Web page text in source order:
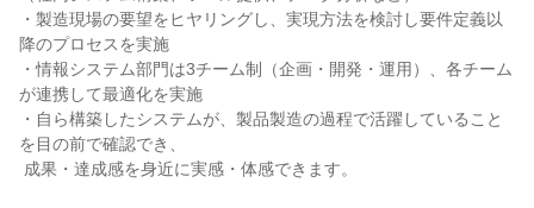
・製造現場の要望をヒヤリングし、実現方法を検討し要件定義以
降のプロセスを実施
・情報システム部門は3チーム制（企画・開発・運用）、各チーム
が連携して最適化を実施
・自ら構築したシステムが、製品製造の過程で活躍していること
を目の前で確認でき、